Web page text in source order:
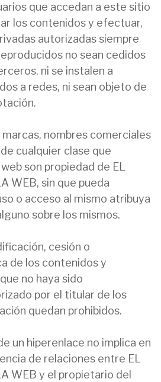
que accedan a este sitio
los contenidos y efectuar,
autorizadas siempre
no sean cedidos
ni se instalen a
a redes, ni sean objeto de
nombres comerciales
cualquier clase que
son propiedad de EL
WEB, sin que pueda
o acceso al mismo atribuya
sobre los mismos.
cesión o
de los contenidos y
no haya sido
por el titular de los
quedan prohibidos.
un hiperenlace no implica en
de relaciones entre EL
WEB y el propietario del